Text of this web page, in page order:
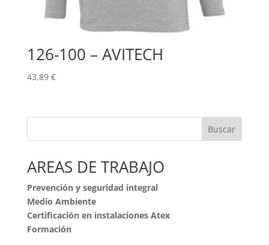
126-100 – AVITECH
43,89 €
Buscar
AREAS DE TRABAJO
Prevención y seguridad integral
Medio Ambiente
Certificación en instalaciones Atex
Formación